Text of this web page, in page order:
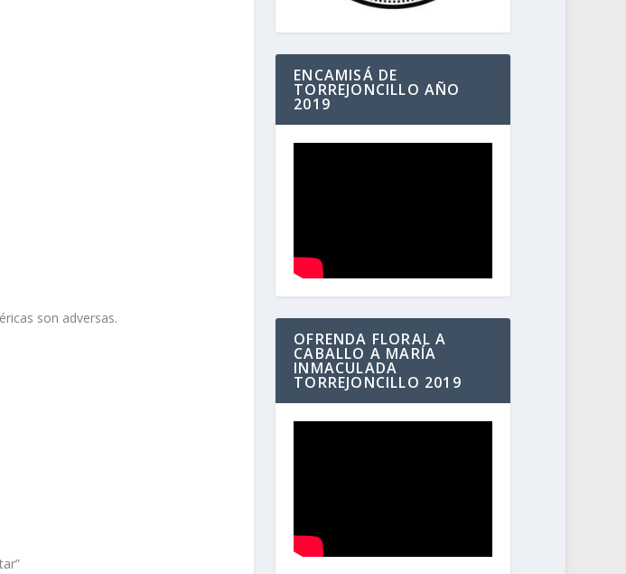
son adversas.
ENCAMISÁ DE
TORREJONCILLO AÑO
2019
OFRENDA FLORAL A
CABALLO A MARÍA
INMACULADA
TORREJONCILLO 2019